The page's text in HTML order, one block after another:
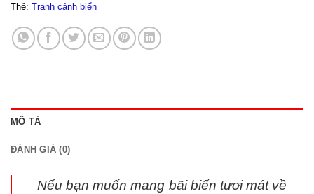
Thẻ: Tranh cảnh biển
MÔ TẢ
ĐÁNH GIÁ (0)
Nếu bạn muốn mang bãi biển tươi mát về